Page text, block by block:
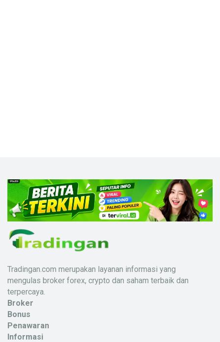
Tradingan.com merupakan layanan informasi yang
mengulas broker forex, crypto dan saham terbaik dan
terpercaya.
Broker
Bonus
Penawaran
Informasi